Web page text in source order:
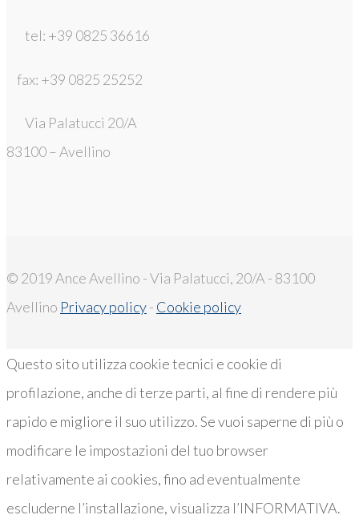
tel: +39 0825 36616
fax: +39 0825 25252
Via Palatucci 20/A
83100 – Avellino
© 2019 Ance Avellino - Via Palatucci, 20/A - 83100
Avellino Privacy policy- Cookie policy
Questo sito utilizza cookie tecnici e cookie di
profilazione, anche di terze parti, al fine di rendere più
rapido e migliore il suo utilizzo. Se vuoi saperne di più o
modificare le impostazioni del tuo browser
relativamente ai cookies, fino ad eventualmente
escluderne l’installazione, visualizza l’INFORMATIVA.